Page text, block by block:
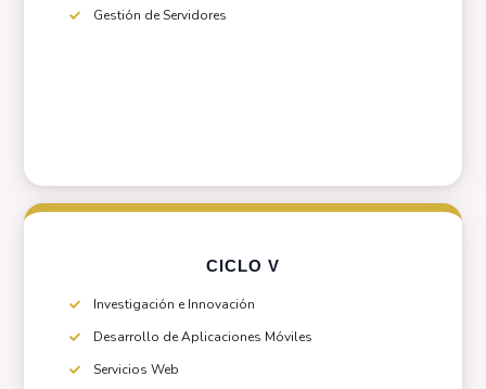
Gestión de Servidores
CICLO V
Investigación e Innovación
Desarrollo de Aplicaciones Móviles
Servicios Web